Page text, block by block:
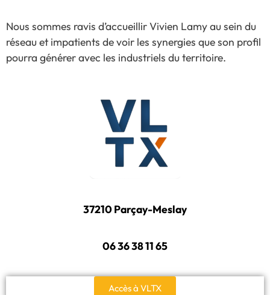
Nous sommes ravis d’accueillir Vivien Lamy au sein du
réseau et impatients de voir les synergies que son profil
pourra générer avec les industriels du territoire.
37210 Parçay-Meslay
06 36 38 11 65
Accès à VLTX